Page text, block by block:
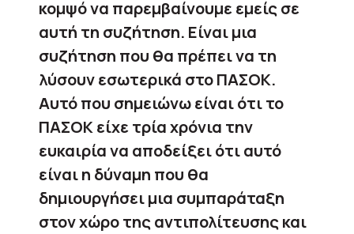
κομψό να παρεμβαίνουμε εμείς σε
αυτή τη συζήτηση. Είναι μια
συζήτηση που θα πρέπει να τη
λύσουν εσωτερικά στο ΠΑΣΟΚ.
Αυτό που σημειώνω είναι ότι το
ΠΑΣΟΚ είχε τρία χρόνια την
ευκαιρία να αποδείξει ότι αυτό
είναι η δύναμη που θα
δημιουργήσει μια συμπαράταξη
στον χώρο της αντιπολίτευσης και